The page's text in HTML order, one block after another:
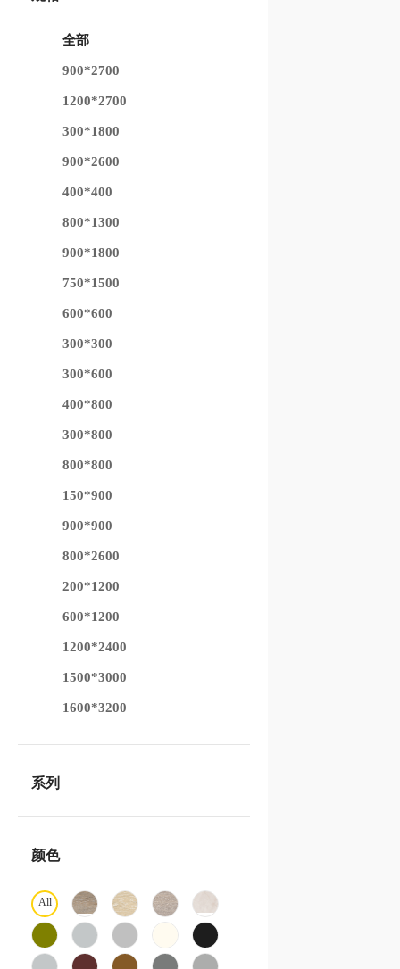
全部
900*2700
1200*2700
300*1800
900*2600
400*400
800*1300
900*1800
750*1500
600*600
300*300
300*600
400*800
300*800
800*800
150*900
900*900
800*2600
200*1200
600*1200
1200*2400
1500*3000
1600*3200
系列
颜色
All